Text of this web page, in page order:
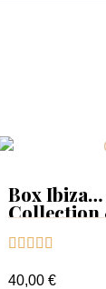
Box Ibiza
Collection
    
40,00 €